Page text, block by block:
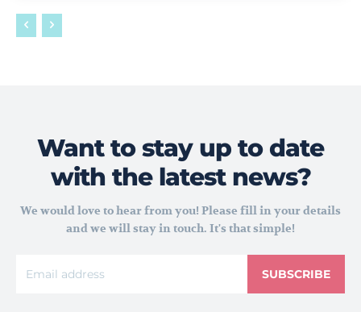
Want to stay up to date
with the latest news?
We would love to hear from you! Please fill in your details
and we will stay in touch. It's that simple!
SUBSCRIBE